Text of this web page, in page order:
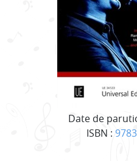
Date de
ISBN :